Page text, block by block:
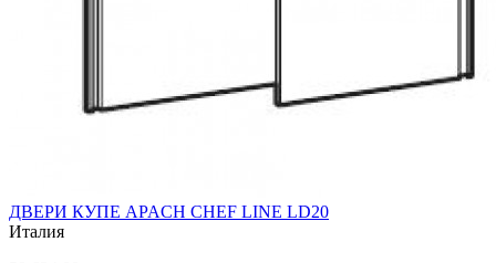
ДВЕРИ КУПЕ APACH CHEF LINE LD20
Италия